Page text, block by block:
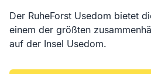
Der RuheForst Usedom bietet
einem der größten
auf der Insel Usedom.